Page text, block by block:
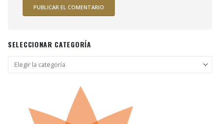
SELECCIONAR CATEGORÍA
Seleccionar
categoría